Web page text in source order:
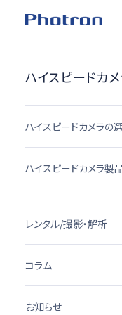
ハイスピードカ
ハイスピードカメラの
ハイスピードカメラ製
レンタル/撮影・解析
コラム
お知らせ